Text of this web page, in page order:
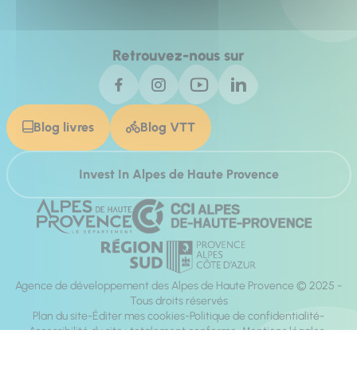
Retrouvez-nous sur
Blog livres Blog VTT
Invest In Alpes de Haute Provence
Agence de développement des Alpes de Haute Provence © 2025 -
Tous droits réservés
Plan du site Éditer mes cookies Politique de confidentialité
Accessibilité du site : totalement conforme Mentions légales